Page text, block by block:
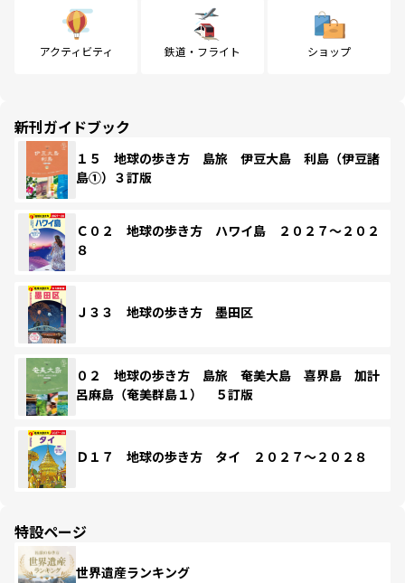
アクティビティ 鉄道・フライト ショップ
新刊ガイドブック
１５ 地球の歩き方 島旅 伊豆大島 利島（伊豆諸
島①）３訂版
Ｃ０２ 地球の歩き方 ハワイ島 ２０２７～２０２
８
Ｊ３３ 地球の歩き方 墨田区
０２ 地球の歩き方 島旅 奄美大島 喜界島 加計
呂麻島（奄美群島１） ５訂版
Ｄ１７ 地球の歩き方 タイ ２０２７～２０２８
特設ページ
世界遺産ランキング